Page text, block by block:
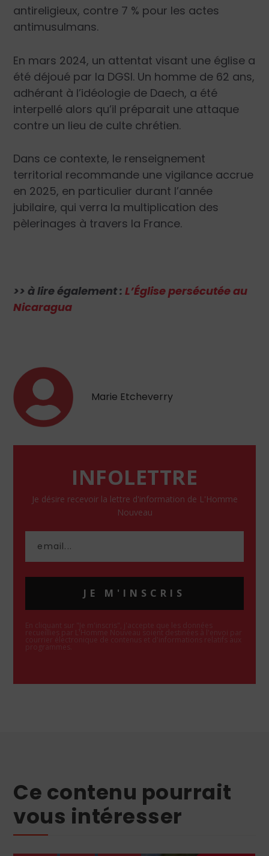
antireligieux, contre 7 % pour les actes
antimusulmans.
En mars 2024, un attentat visant une église a
été déjoué par la DGSI. Un homme de 62 ans,
adhérant à l’idéologie de Daech, a été
interpellé alors qu’il préparait une attaque
contre un lieu de culte chrétien.
Dans ce contexte, le renseignement
territorial recommande une vigilance accrue
en 2025, en particulier durant l’année
jubilaire, qui verra la multiplication des
pèlerinages à travers la France.
>> à lire également :L’Église persécutée au
Nicaragua
Marie Etcheverry
INFOLETTRE
Je désire recevoir la lettre d'information de L'Homme
Nouveau
JE M'INSCRIS
En cliquant sur "Je m'inscris", j'accepte que les données
recueillies par L'Homme Nouveau soient destinées à l'envoi par
courrier électronique de contenus et d'informations relatifs aux
programmes.
Ce contenu pourrait
vous intéresser